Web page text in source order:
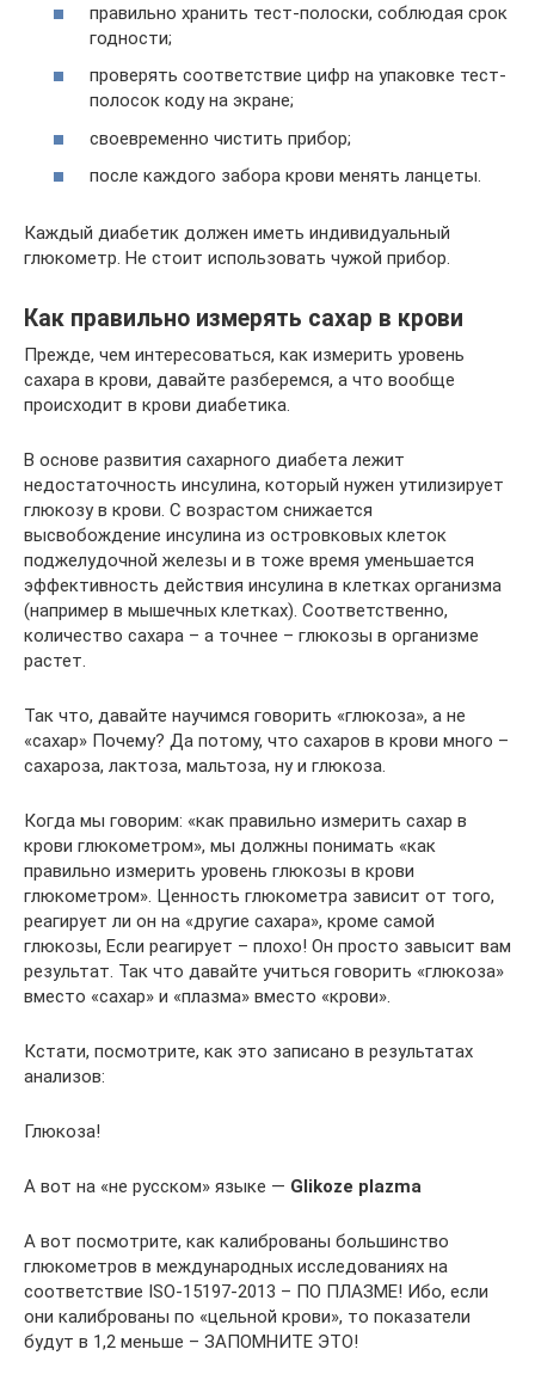
правильно хранить тест-полоски, соблюдая срок
годности;
проверять соответствие цифр на упаковке тест-
полосок коду на экране;
своевременно чистить прибор;
после каждого забора крови менять ланцеты.
Каждый диабетик должен иметь индивидуальный
глюкометр. Не стоит использовать чужой прибор.
Как правильно измерять сахар в крови
Прежде, чем интересоваться, как измерить уровень
сахара в крови, давайте разберемся, а что вообще
происходит в крови диабетика.
В основе развития сахарного диабета лежит
недостаточность инсулина, который нужен утилизирует
глюкозу в крови. С возрастом снижается
высвобождение инсулина из островковых клеток
поджелудочной железы и в тоже время уменьшается
эффективность действия инсулина в клетках организма
(например в мышечных клетках). Соответственно,
количество сахара – а точнее – глюкозы в организме
растет.
Так что, давайте научимся говорить «глюкоза», а не
«сахар» Почему? Да потому, что сахаров в крови много –
сахароза, лактоза, мальтоза, ну и глюкоза.
Когда мы говорим: «как правильно измерить сахар в
крови глюкометром», мы должны понимать «как
правильно измерить уровень глюкозы в крови
глюкометром». Ценность глюкометра зависит от того,
реагирует ли он на «другие сахара», кроме самой
глюкозы, Если реагирует – плохо! Он просто завысит вам
результат. Так что давайте учиться говорить «глюкоза»
вместо «сахар» и «плазма» вместо «крови».
Кстати, посмотрите, как это записано в результатах
анализов:
Глюкоза!
А вот на «не русском» языке — Glikoze plazma
А вот посмотрите, как калиброваны большинство
глюкометров в международных исследованиях на
соответствие ISO-15197-2013 – ПО ПЛАЗМЕ! Ибо, если
они калиброваны по «цельной крови», то показатели
будут в 1,2 меньше – ЗАПОМНИТЕ ЭТО!